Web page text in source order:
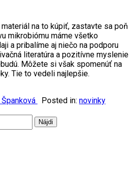
na to kúpiť, zastavte sa poň
mikrobiómu máme všetko
a pribalíme aj niečo na podporu
literatúra a pozitívne myslenie
Môžete si však spomenúť na
Tie to vedeli najlepšie.
Posted in: novinky